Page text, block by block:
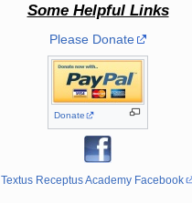
Some Helpful Links
Please Donate
Donate
Textus Receptus Academy Facebook